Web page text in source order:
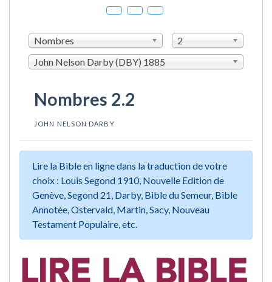
Nombres
2
John Nelson Darby (DBY) 1885
Nombres 2.2
JOHN NELSON DARBY
Lire la Bible en ligne dans la traduction de votre
choix : Louis Segond 1910, Nouvelle Edition de
Genève, Segond 21, Darby, Bible du Semeur, Bible
Annotée, Ostervald, Martin, Sacy, Nouveau
Testament Populaire, etc.